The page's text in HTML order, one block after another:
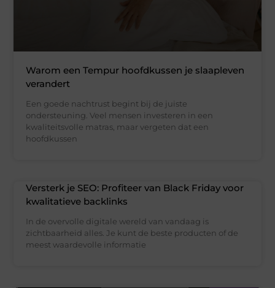
Warom een Tempur hoofdkussen je slaapleven
verandert
Een goede nachtrust begint bij de juiste
ondersteuning. Veel mensen investeren in een
kwaliteitsvolle matras, maar vergeten dat een
hoofdkussen
Versterk je SEO: Profiteer van Black Friday voor
kwalitatieve backlinks
In de overvolle digitale wereld van vandaag is
zichtbaarheid alles. Je kunt de beste producten of de
meest waardevolle informatie